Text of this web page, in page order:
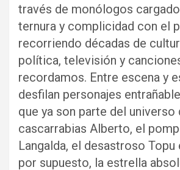
través de monólogos
ternura y complicidad con el
recorriendo décadas de
política, televisión y
recordamos. Entre escena y
desfilan personajes
que ya son parte del universo
cascarrabias Alberto, el
Langalda, el desastroso Topu
por supuesto, la estrella